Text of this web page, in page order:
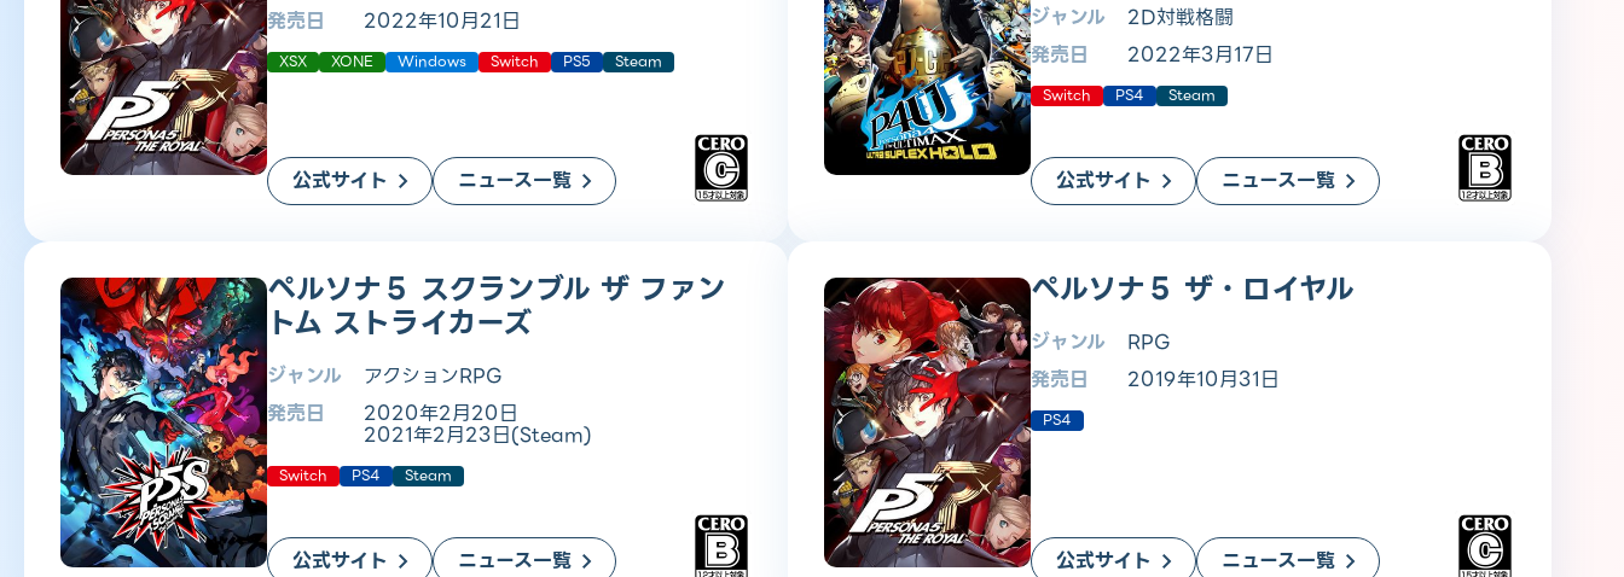
発売日
2022年10月21日
XSX XONE Windows Switch PS5 Steam
公式サイト ニュース一覧
ジャンル
2D対戦格闘
発売日
2022年3月17日
Switch PS4 Steam
公式サイト ニュース一覧
ペルソナ５ スクランブル ザ ファン
トム ストライカーズ
ジャンル
アクションRPG
発売日
2020年2月20日
2021年2月23日(Steam)
Switch PS4 Steam
公式サイト ニュース一覧
ペルソナ５ ザ・ロイヤル
ジャンル
RPG
発売日
2019年10月31日
PS4
公式サイト ニュース一覧